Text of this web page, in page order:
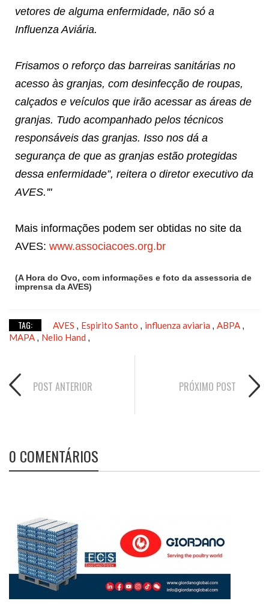
vetores de alguma enfermidade, não só a
Influenza Aviária.
Frisamos o reforço das barreiras sanitárias no
acesso às granjas, com desinfecção de roupas,
calçados e veículos que irão acessar as áreas de
granjas. Tudo acompanhado pelos técnicos
responsáveis das granjas. Isso nos dá a
segurança de que as granjas estão protegidas
dessa enfermidade”, reitera o diretor executivo da
AVES.'"
Mais informações podem ser obtidas no site da
AVES: www.associacoes.org.br
(A Hora do Ovo, com informações e foto da assessoria de
imprensa da AVES)
TAG: AVES , Espirito Santo , influenza aviaria , ABPA ,
MAPA , Nelio Hand ,
POST ANTERIOR PRÓXIMO POST
0 COMENTÁRIOS